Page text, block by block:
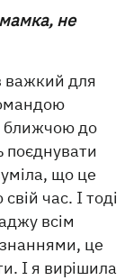
мамка, не
важкий для
ближчою до
поєднувати
що це
час. І тоді
всім
це
І я вирішила